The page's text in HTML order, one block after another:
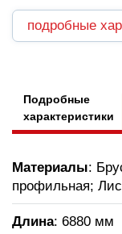
подробные
Подробные
характеристики
Материалы:
профильная;
Длина: 6880 мм